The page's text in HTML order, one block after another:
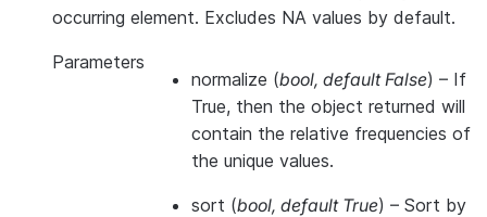
occurring element. Excludes NA values by default.
Parameters
normalize (bool, default False) – If
True, then the object returned will
contain the relative frequencies of
the unique values.
sort (bool, default True) – Sort by